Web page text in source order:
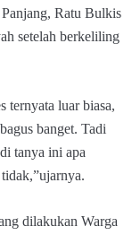
Ratu Bulkis
setelah berkeliling
ternyata luar biasa,
banget. Tadi
tanya ini apa
dilakukan Warga